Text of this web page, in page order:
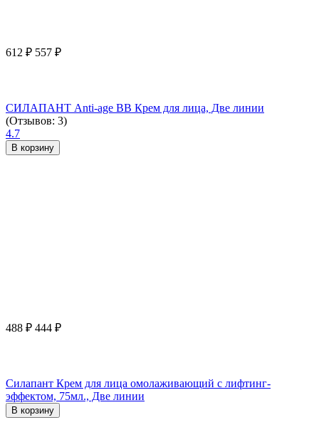
612 ₽ 557 ₽
СИЛАПАНТ Anti-age ВВ Крем для лица, Две линии
(Отзывов: 3)
4.7
В корзину
488 ₽ 444 ₽
Силапант Крем для лица омолаживающий с лифтинг-
эффектом, 75мл., Две линии
В корзину